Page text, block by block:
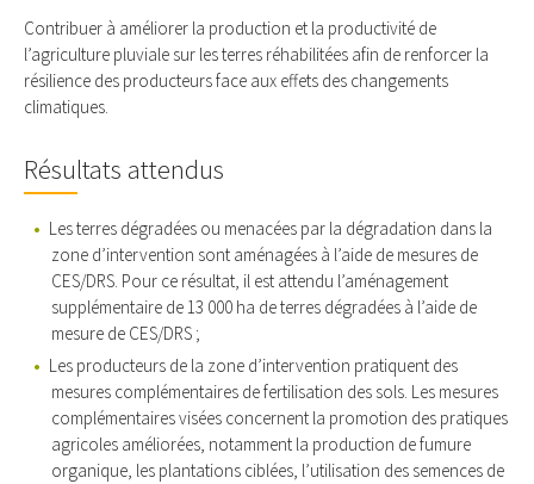
Contribuer à améliorer la production et la productivité de
l’agriculture pluviale sur les terres réhabilitées afin de renforcer la
résilience des producteurs face aux effets des changements
climatiques.
Résultats attendus
Les terres dégradées ou menacées par la dégradation dans la
zone d’intervention sont aménagées à l’aide de mesures de
CES/DRS. Pour ce résultat, il est attendu l’aménagement
supplémentaire de 13 000 ha de terres dégradées à l’aide de
mesure de CES/DRS ;
Les producteurs de la zone d’intervention pratiquent des
mesures complémentaires de fertilisation des sols. Les mesures
complémentaires visées concernent la promotion des pratiques
agricoles améliorées, notamment la production de fumure
organique, les plantations ciblées, l’utilisation des semences de